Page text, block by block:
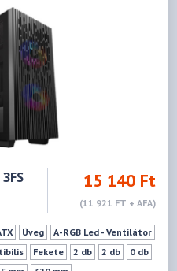
15 140 Ft
(11 921 FT + ÁFA)
Üveg
A-RGB Led - Ventilátor
Fekete 2 db 2 db
0 db